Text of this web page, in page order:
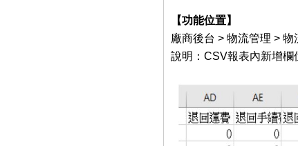
【功能位置】
廠商後台 > 物流管理 >
說明：CSV報表內新增欄